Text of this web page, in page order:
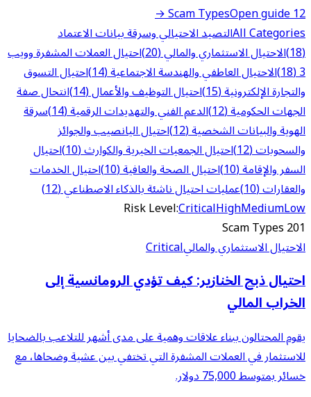
12 Scam Types
Open guide →
All Categoriesالتصيد الاحتيالي وسرقة بيانات الاعتماد
(18)
الاحتيال الاستثماري والمالي (20)
احتيال العملات المشفرة وويب
3 (18)
الاحتيال العاطفي والهندسة الاجتماعية (14)
احتيال التسوق
والتجارة الإلكترونية (15)
احتيال التوظيف والأعمال (14)
انتحال صفة
الجهات الحكومية (12)
الدعم الفني والتهديدات الرقمية (14)
سرقة
الهوية والبيانات الشخصية (12)
احتيال اليانصيب والجوائز
والسحوبات (12)
احتيال الجمعيات الخيرية والكوارث (10)
احتيال
السفر والإقامة (10)
احتيال الصحة والعافية (10)
احتيال الخدمات
والعقارات (10)
عمليات احتيال ناشئة بالذكاء الاصطناعي (12)
Risk Level:CriticalHighMediumLow
201 Scam Types
الاحتيال الاستثماري والماليCritical
احتيال ذبح الخنازير: كيف تؤدي الرومانسية إلى
الخراب المالي
يقوم المحتالون ببناء علاقات وهمية على مدى أشهر للتلاعب بالضحايا
للاستثمار في العملات المشفرة التي تختفي بين عشية وضحاها، مع
خسائر بمتوسط 75,000 دولار.